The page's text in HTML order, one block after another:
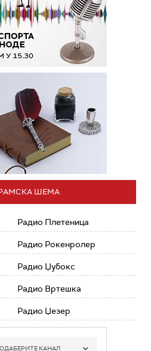
ШЕМА
Радио Плетеница
Радио Рокенролер
Радио Џубокс
Радио Вртешка
Радио Џезер
ОДАБЕРИТЕ КАНАЛ